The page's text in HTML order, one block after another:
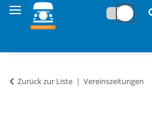
Zurück zur Liste Vereinszeitungen